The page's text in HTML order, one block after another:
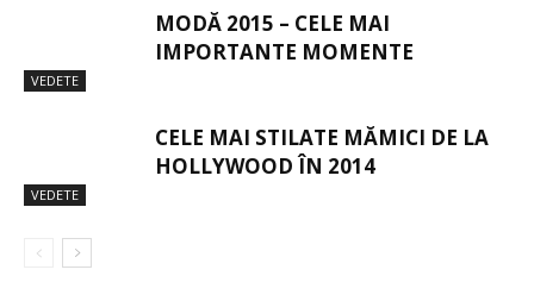
VEDETE
MODĂ 2015 – CELE MAI
IMPORTANTE MOMENTE
VEDETE
CELE MAI STILATE MĂMICI DE LA
HOLLYWOOD ÎN 2014